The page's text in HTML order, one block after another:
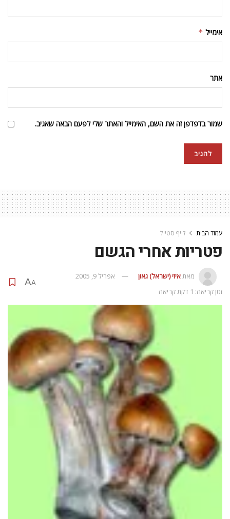
אימייל *
אתר
שמור בדפדפן זה את השם, האימייל והאתר שלי לפעם הבאה שאגיב.
עמוד הבית לייף סטייל
פטריות אחרי הגשם
מאתאיזי (ישראל) גאון
אפריל 9, 2005
זמן קריאה: 1 דקת קריאה
A
A